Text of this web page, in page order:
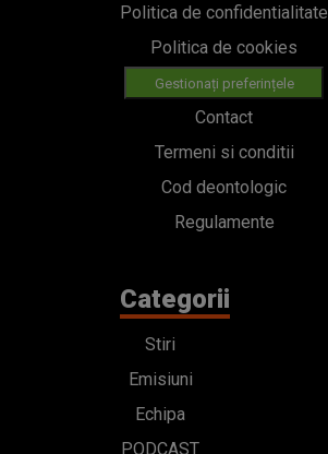
Politica de confidentialitate
Politica de cookies
Gestionați preferințele
Contact
Termeni si conditii
Cod deontologic
Regulamente
Categorii
Stiri
Emisiuni
Echipa
PODCAST